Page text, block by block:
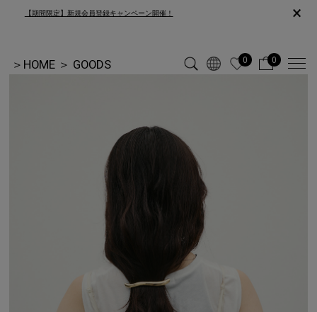
【期間限定】新規会員登録キャンペーン開催！ ×
＞ HOME ＞ GOODS 0 0